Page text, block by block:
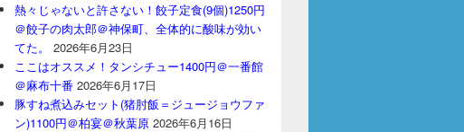
熱々じゃないと許さない！餃子定食(9個)1250円
＠餃子の肉太郎＠神保町、全体的に酸味が効い
てた。
2026年6月23日
ここはオススメ！タンシチュー1400円＠一番館
＠麻布十番 2026年6月17日
豚すね煮込みセット(猪肘飯＝ジュージョウファ
ン)1100円＠柏宴＠秋葉原 2026年6月16日